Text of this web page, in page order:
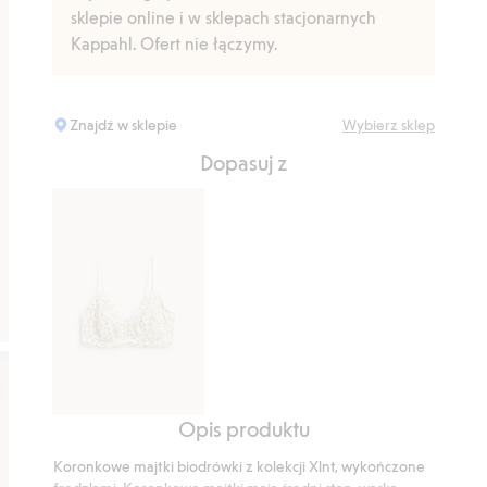
sklepie online i w sklepach stacjonarnych
Kappahl. Ofert nie łączymy.
Znajdź w sklepie Wybierz sklep
Dopasuj z
fiszbinach,
Opis produktu
Koronkowe majtki biodrówki z kolekcji Xlnt, wykończone